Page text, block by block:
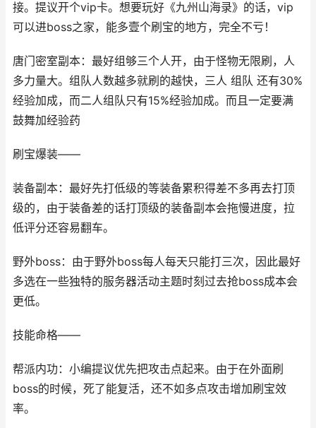
接。提议开个vip卡。想要玩好《九州山海录》的话，vip
可以进boss之家，能多壹个刷宝的地方，完全不亏！
唐门密室副本：最好组够三个人开，由于怪物无限刷，人
多力量大。组队人数越多就刷的越快，三人 组队 还有30%
经验加成，而二人组队只有15%经验加成。而且一定要满
鼓舞加经验药
刷宝爆装——
装备副本：最好先打低级的等装备累积得差不多再去打顶
级的，由于装备差的话打顶级的装备副本会拖慢进度，拉
低评分还容易翻车。
野外boss：由于野外boss每人每天只能打三次，因此最好
多选在一些独特的服务器活动主题时刻过去抢boss成本会
更低。
技能命格——
帮派内功：小编提议优先把攻击点起来。由于在外面刷
boss的时候，死了能复活，还不如多点攻击增加刷宝效
率。